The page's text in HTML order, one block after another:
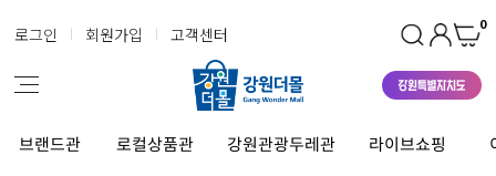
로그인 회원가입 고객센터 0
브랜드관 로컬상품관 강원관광두레관 라이브쇼핑